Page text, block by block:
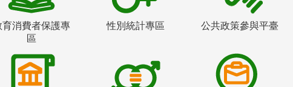
育消費者保護專
區
性別統計專區 公共政策參與平臺